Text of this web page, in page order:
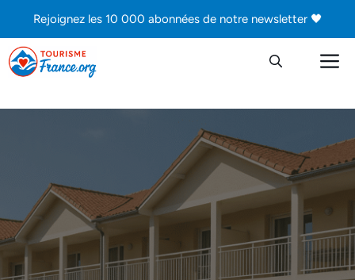
contenu
Rejoignez les 10 000 abonnées de notre newsletter 🖤